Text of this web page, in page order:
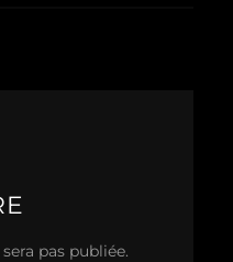
pas publiée.